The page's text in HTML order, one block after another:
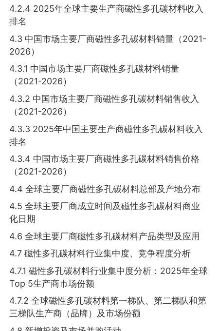
4.2.4 2025年全球主要生产商磁性多孔碳材料收入
排名
4.3 中国市场主要厂商磁性多孔碳材料销量（2021-
2026）
4.3.1 中国市场主要厂商磁性多孔碳材料销量
（2021-2026）
4.3.2 中国市场主要厂商磁性多孔碳材料销售收入
（2021-2026）
4.3.3 2025年中国主要生产商磁性多孔碳材料收入
排名
4.3.4 中国市场主要厂商磁性多孔碳材料销售价格
（2021-2026）
4.4 全球主要厂商磁性多孔碳材料总部及产地分布
4.5 全球主要厂商成立时间及磁性多孔碳材料商业
化日期
4.6 全球主要厂商磁性多孔碳材料产品类型及应用
4.7 磁性多孔碳材料行业集中度、竞争程度分析
4.7.1 磁性多孔碳材料行业集中度分析：2025年全球
Top 5生产商市场份额
4.7.2 全球磁性多孔碳材料第一梯队、第二梯队和第
三梯队生产商（品牌）及市场份额